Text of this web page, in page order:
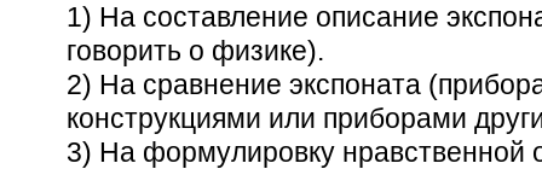
1) На составление описание
говорить о физике).
2) На сравнение экспоната
конструкциями или приборами
3) На формулировку нравственной